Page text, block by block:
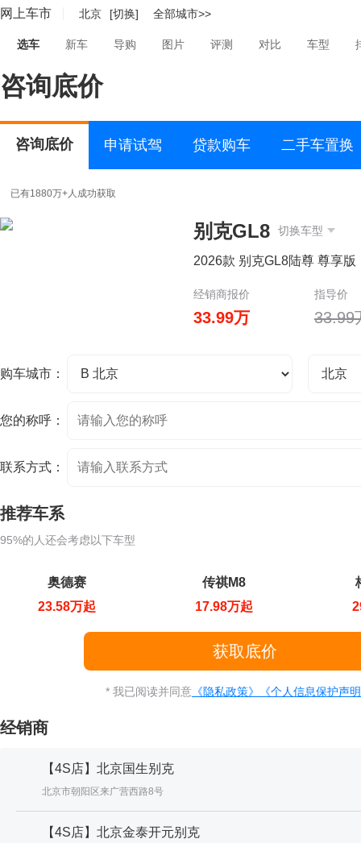
网上车市 北京 [切换] 全部城市>>
选车 新车 导购 图片 评测 对比 车型
咨询底价
咨询底价 申请试驾 贷款购车 二手车置换
已有1880万+人成功获取
别克GL8 切换车型
2026款 别克GL8陆尊 尊享版
经销商报价 指导价
33.99万 33.99
购车城市：
您的称呼：
联系方式：
推荐车系
95%的人还会考虑以下车型
奥德赛
23.58万起
传祺M8
17.98万起
* 我已阅读并同意 《隐私政策》 《个人信息保护声
经销商
【4S店】北京国生别克
北京市朝阳区来广营西路8号
【4S店】北京金泰开元别克